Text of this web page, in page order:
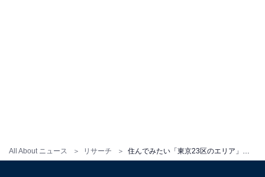
All About ニュース リサーチ 住んでみたい「東京23区のエリア」ランキング！ 2位は「中目黒」、1位に輝いた街は？